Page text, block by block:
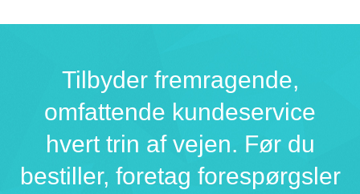
Tilbyder fremragende,
omfattende kundeservice
hvert trin af vejen. Før du
bestiller, foretag forespørgsler